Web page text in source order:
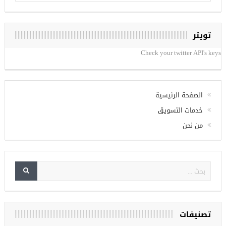
تويتر
Check your twitter API's keys
الصفحة الرئيسية
خدمات التسويق
من نحن